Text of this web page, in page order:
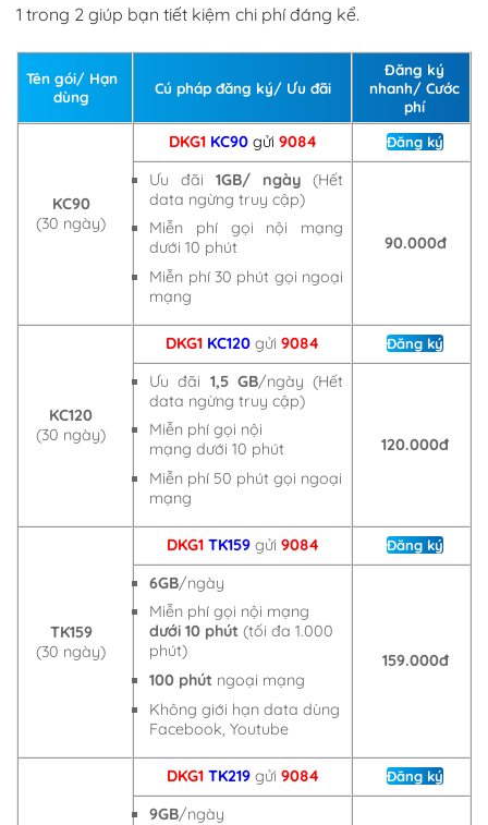
1 trong 2 giúp bạn tiết kiệm chi phí đáng kể.
Tên gói/ Hạn
dùng
Cú pháp đăng ký/ Ưu đãi
Đăng ký
nhanh/ Cước
phí
KC90
(30 ngày)
DKG1 KC90 gửi 9084 Đăng ký
Ưu đãi1GB/ ngày (Hết
data ngừng truy cập)
Miễn phí gọi nội mạng
dưới 10 phút
Miễn phí 30 phút gọi ngoại
mạng
90.000đ
KC120
(30 ngày)
DKG1 KC120 gửi 9084 Đăng ký
Ưu đãi 1,5 GB/ngày (Hết
data ngừng truy cập)
Miễn phí gọi nội
mạng dưới 10 phút
Miễn phí 50 phút gọi ngoại
mạng
120.000đ
TK159
(30 ngày)
DKG1 TK159 gửi 9084 Đăng ký
6GB/ngày
Miễn phí gọi nội mạng
dưới 10 phút (tối đa 1.000
phút)
100 phút ngoại mạng
Không giới hạn data dùng
Facebook, Youtube
159.000đ
DKG1 TK219 gửi 9084 Đăng ký
9GB/ngày